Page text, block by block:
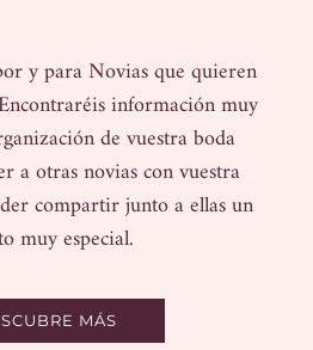
y para Novias que quieren
información muy
de vuestra boda
a otras novias con vuestra
compartir junto a ellas un
muy especial.
MÁS